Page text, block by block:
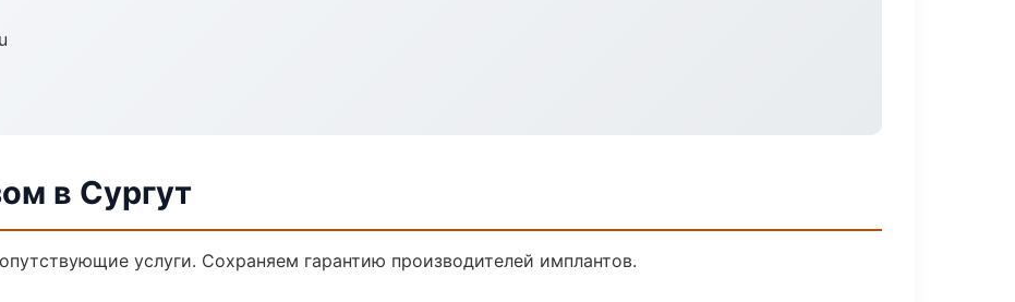
в Сургут
услуги. Сохраняем гарантию производителей имплантов.